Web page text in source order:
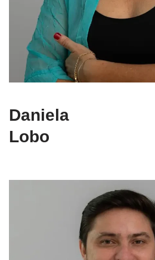
Daniela
Lobo